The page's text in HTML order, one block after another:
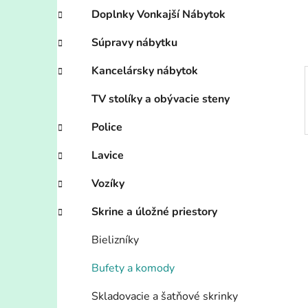
l
Doplnky Vonkajší Nábytok
Súpravy nábytku
Kancelársky nábytok
TV stolíky a obývacie steny
Police
Lavice
Vozíky
Skrine a úložné priestory
Bielizníky
Bufety a komody
Skladovacie a šatňové skrinky